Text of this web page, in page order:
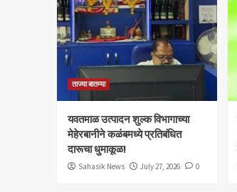
ताज्या बातम्या
यवतमाळ उत्पादन शुल्क विभागाच्या
मेहेरबानीने कळंबमध्ये प्रतिबंधित
दारूचा धुमाकूळ!
Sahasik News July 27, 2026 0